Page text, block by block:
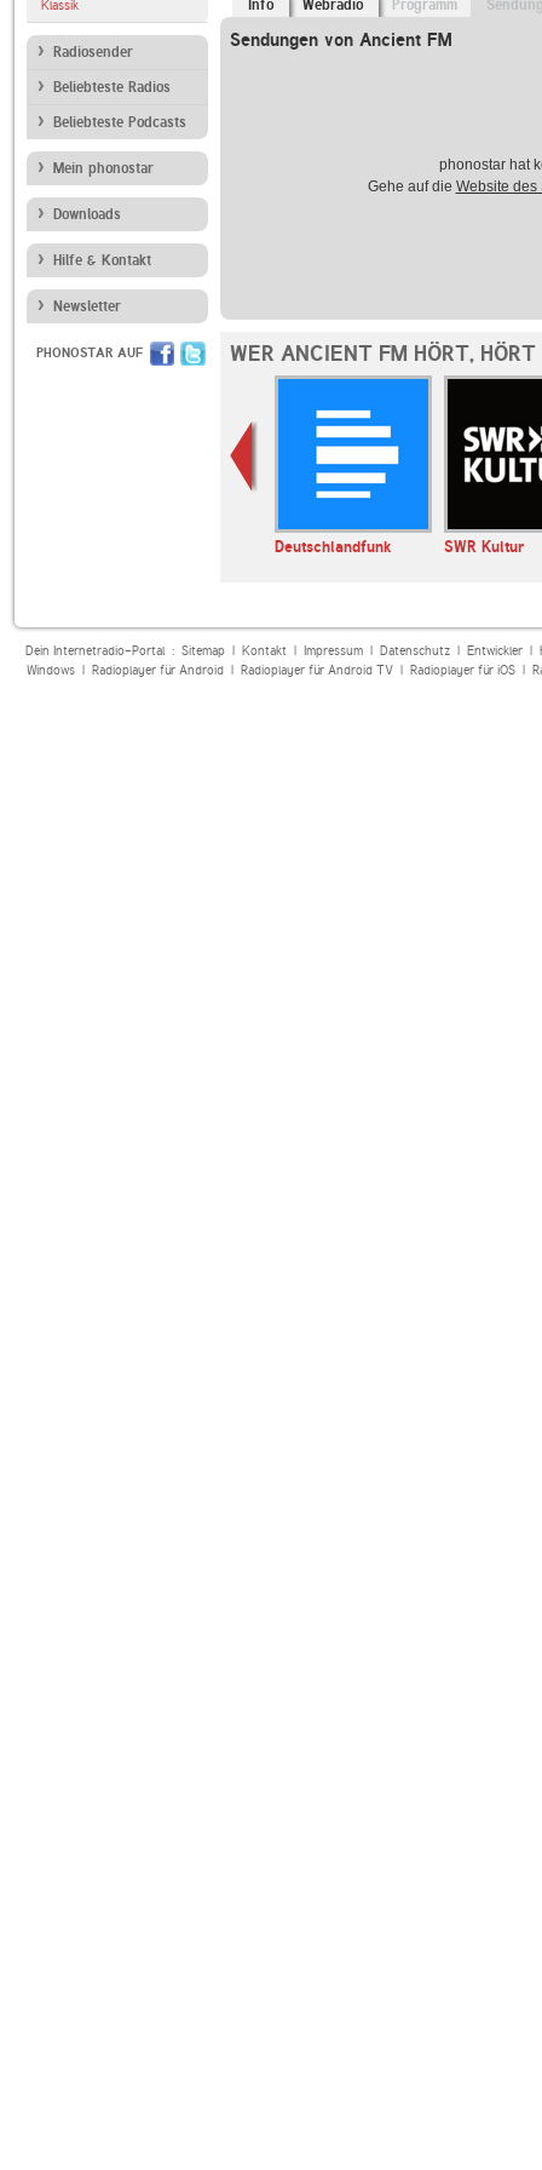
Klassik
Radiosender
Beliebteste Radios
Beliebteste Podcasts
Mein phonostar
Downloads
Hilfe & Kontakt
Newsletter
PHONOSTAR AUF
Info Webradio Programm
Sendungen von Ancient FM
phonostar hat
Gehe auf die Website des
WER ANCIENT FM HÖRT, HÖRT
Deutschlandfunk SWR Kultur
Dein Internetradio-Portal : Sitemap| Kontakt| Impressum| Datenschutz| Entwickler|
Windows| Radioplayer für Android| Radioplayer für Android TV| Radioplayer für iOS|